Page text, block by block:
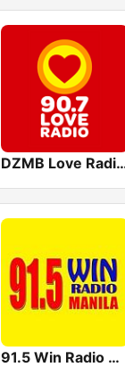
DZMB Love
91.5 Win Radio Manila